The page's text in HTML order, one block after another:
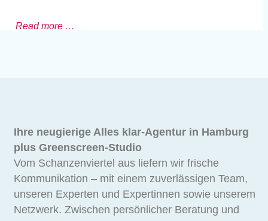
Read more …
Ihre neugierige Alles klar-Agentur in Hamburg
plus Greenscreen-Studio
Vom Schanzenviertel aus liefern wir frische
Kommunikation – mit einem zuverlässigen Team,
unseren Experten und Expertinnen sowie unserem
Netzwerk. Zwischen persönlicher Beratung und